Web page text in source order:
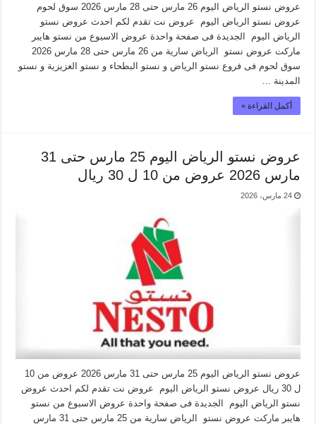
عروض نستو الرياض اليوم 26 مارس حتى 28 مارس 2026 سوق لحوم
عروض نستو الرياض اليوم عروض نت تقدم لكم احدث عروض نستو
الرياض اليوم الجديدة فى صفحة واحدة عروض الاسبوع من نستو هايبر
ماركت عروض نستو الرياض سارية من 26 مارس حتى 28 مارس 2026
سوق لحوم فى فروع نستو الرياض و نستو البطحاء و نستو العزيزية و نستو
المدينة …
أكمل القراءة »
عروض نستو الرياض اليوم 25 مارس حتى 31
مارس 2026 عروض من 10 ل 30 ريال
24 مارس، 2026
عروض نستو الرياض اليوم 25 مارس حتى 31 مارس 2026 عروض من 10
ل 30 ريال عروض نستو الرياض اليوم عروض نت تقدم لكم احدث عروض
نستو الرياض اليوم الجديدة فى صفحة واحدة عروض الاسبوع من نستو
هايبر ماركت عروض نستو الرياض سارية من 25 مارس حتى 31 مارس